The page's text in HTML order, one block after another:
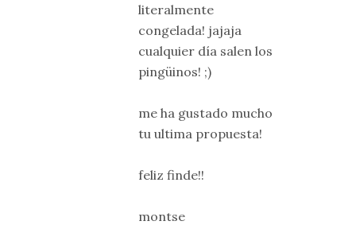
literalmente
congelada! jajaja
cualquier día salen los
pingüinos! ;)
me ha gustado mucho
tu ultima propuesta!
feliz finde!!
montse